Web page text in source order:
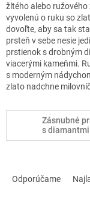
žltého alebo
vyvolenú o ruku so
dovoľte, aby sa tak
prsteň v sebe nesie
prstienok s drobným
viacerými kameňmi.
s moderným
zlato nadchne
Zásnubné
s diamantmi
Odporúčame